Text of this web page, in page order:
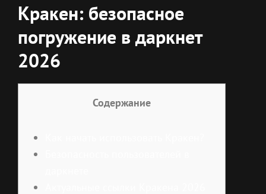
Кракен: безопасное
погружение в даркнет
2026
Содержание